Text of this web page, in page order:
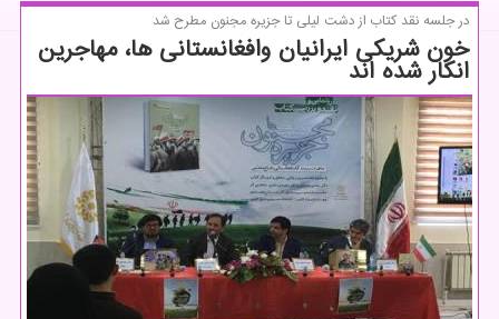
در جلسه نقد كتاب از دشت لیلی تا جزیره مجنون مطرح شد
خون شریكی ایرانیان وافغانستانی ها، مهاجرین
انكار شده اند